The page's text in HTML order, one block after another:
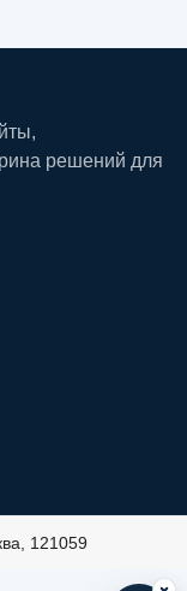
решений для
121059